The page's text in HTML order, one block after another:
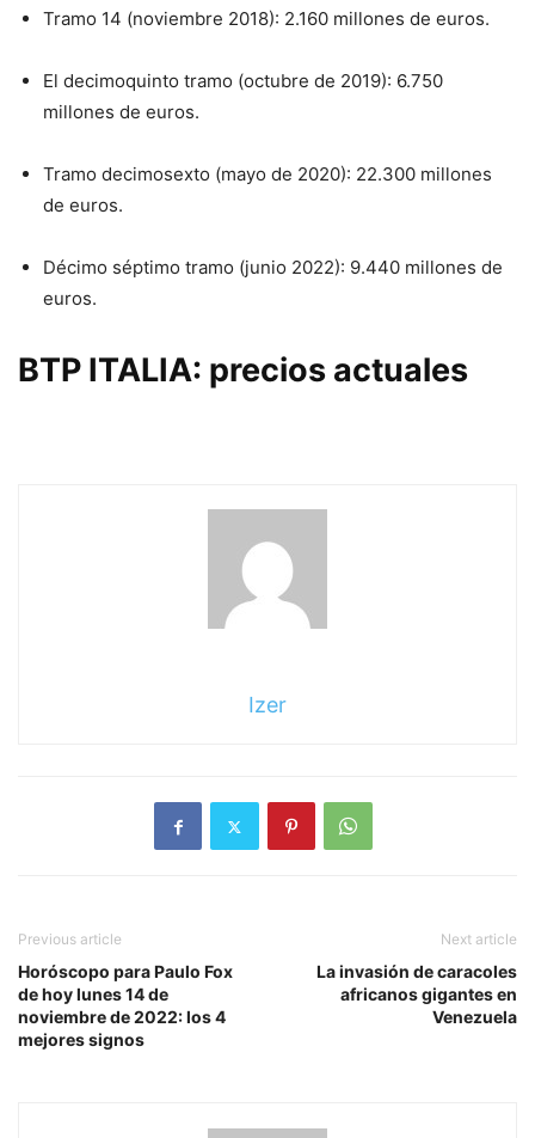
Tramo 14 (noviembre 2018): 2.160 millones de euros.
El decimoquinto tramo (octubre de 2019): 6.750
millones de euros.
Tramo decimosexto (mayo de 2020): 22.300 millones
de euros.
Décimo séptimo tramo (junio 2022): 9.440 millones de
euros.
BTP ITALIA: precios actuales
Izer
Previous article
Horóscopo para Paulo Fox
de hoy lunes 14 de
noviembre de 2022: los 4
mejores signos
Next article
La invasión de caracoles
africanos gigantes en
Venezuela